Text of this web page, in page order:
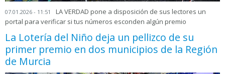
07.01.2026 - 11:51
LA VERDAD pone a disposición de sus lectores un
portal para verificar si tus números esconden algún premio
La Lotería del Niño deja un pellizco de su
primer premio en dos municipios de la Región
de Murcia